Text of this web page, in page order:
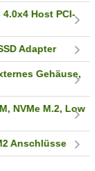
4.0x4 Host PCI-
Adapter
Gehäuse,
NVMe M.2, Low
Anschlüsse